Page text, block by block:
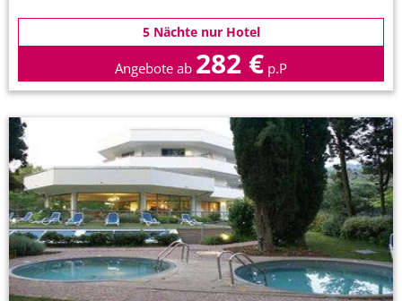
5 Nächte nur Hotel
Angebote ab 282 € p.P